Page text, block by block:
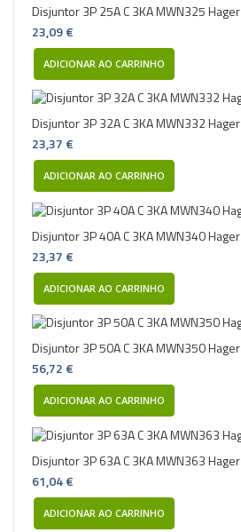
Disjuntor 3P 25A C 3KA MWN325 Hager
23,09 €
ADICIONAR AO CARRINHO
Disjuntor 3P 32A C 3KA MWN332 Hager
23,37 €
ADICIONAR AO CARRINHO
Disjuntor 3P 40A C 3KA MWN340 Hager
23,37 €
ADICIONAR AO CARRINHO
Disjuntor 3P 50A C 3KA MWN350 Hager
56,72 €
ADICIONAR AO CARRINHO
Disjuntor 3P 63A C 3KA MWN363 Hager
61,04 €
ADICIONAR AO CARRINHO